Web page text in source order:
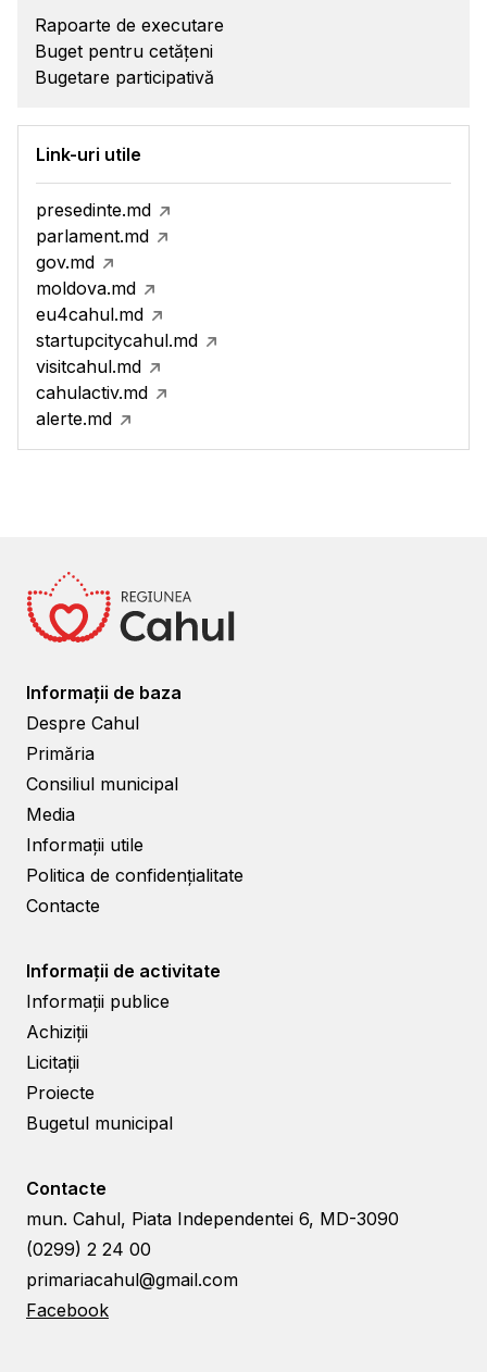
Rapoarte de executare
Buget pentru cetățeni
Bugetare participativă
Link-uri utile
presedinte.md
parlament.md
gov.md
moldova.md
eu4cahul.md
startupcitycahul.md
visitcahul.md
cahulactiv.md
alerte.md
Informații de baza
Despre Cahul
Primăria
Consiliul municipal
Media
Informații utile
Politica de confidențialitate
Contacte
Informații de activitate
Informații publice
Achiziții
Licitații
Proiecte
Bugetul municipal
Contacte
mun. Cahul, Piata Independentei 6, MD-3090
(0299) 2 24 00
primariacahul@gmail.com
Facebook